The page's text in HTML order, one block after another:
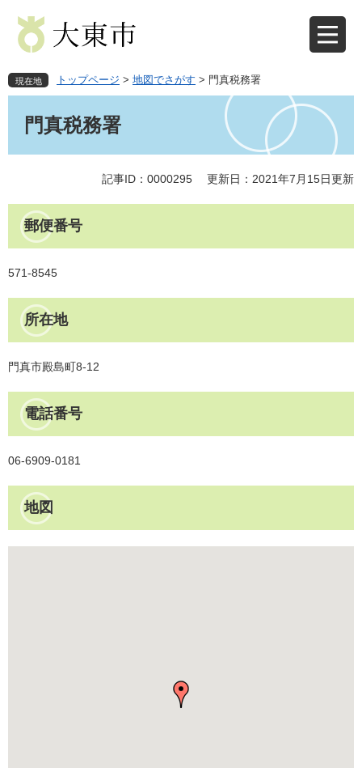
先
頭
を
飛
現在地 トップページ > 地図でさがす > 門真税務署
門真税務署
記事ID：0000295 更新日：2021年7月15日更新
郵便番号
571-8545
所在地
門真市殿島町8-12
電話番号
06-6909-0181
地図